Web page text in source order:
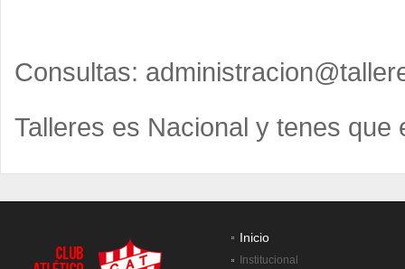
Consultas:
Talleres es Nacional y tenes que
Inicio
Institucional